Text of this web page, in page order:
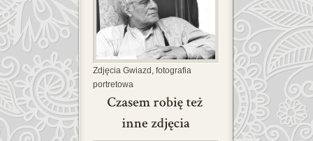
Zdjęcia Gwiazd, fotografia
portretowa